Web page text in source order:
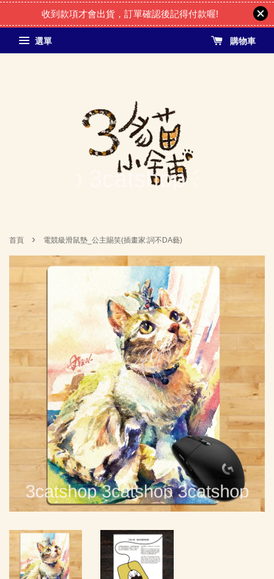
收到款項才會出貨，訂單確認後記得付款喔!
選單 購物車
首頁 › 電競級滑鼠墊_公主賜笑(插畫家:詞不DA藝)